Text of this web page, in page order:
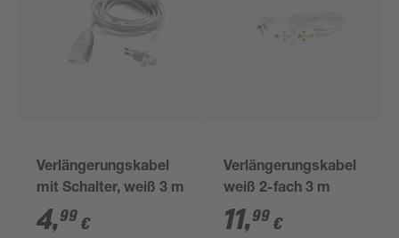
Verlängerungskabel
mit Schalter, weiß 3 m
4,99 €
Verlängerungskabel
weiß 2-fach 3 m
11,99 €